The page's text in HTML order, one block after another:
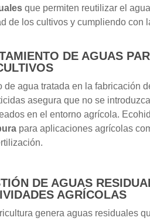
que permiten reutilizar el
de los cultivos y cumpliendo con
DE AGUAS
de agua tratada en la fabricación
asegura que no se
en el entorno agrícola.
para aplicaciones agrícolas
DE AGUAS
AGRÍCOLAS
genera aguas residuales